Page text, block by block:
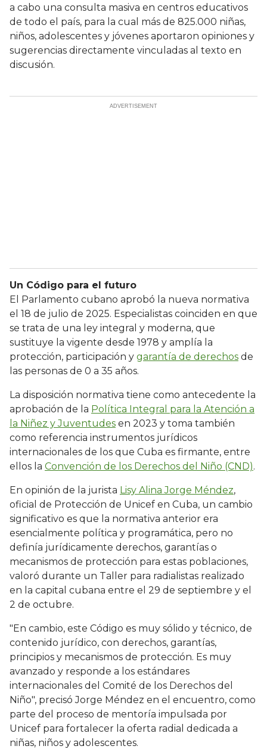
a cabo una consulta masiva en centros educativos
de todo el país, para la cual más de 825.000 niñas,
niños, adolescentes y jóvenes aportaron opiniones y
sugerencias directamente vinculadas al texto en
discusión.
Un Código para el futuro
El Parlamento cubano aprobó la nueva normativa
el 18 de julio de 2025. Especialistas coinciden en que
se trata de una ley integral y moderna, que
sustituye la vigente desde 1978 y amplía la
protección, participación y garantía de derechos de
las personas de 0 a 35 años.
La disposición normativa tiene como antecedente la
aprobación de la Política Integral para la Atención a
la Niñez y Juventudes en 2023 y toma también
como referencia instrumentos jurídicos
internacionales de los que Cuba es firmante, entre
ellos la Convención de los Derechos del Niño (CND).
En opinión de la jurista Lisy Alina Jorge Méndez,
oficial de Protección de Unicef en Cuba, un cambio
significativo es que la normativa anterior era
esencialmente política y programática, pero no
definía jurídicamente derechos, garantías o
mecanismos de protección para estas poblaciones,
valoró durante un Taller para radialistas realizado
en la capital cubana entre el 29 de septiembre y el
2 de octubre.
"En cambio, este Código es muy sólido y técnico, de
contenido jurídico, con derechos, garantías,
principios y mecanismos de protección. Es muy
avanzado y responde a los estándares
internacionales del Comité de los Derechos del
Niño", precisó Jorge Méndez en el encuentro, como
parte del proceso de mentoría impulsada por
Unicef para fortalecer la oferta radial dedicada a
niñas, niños y adolescentes.